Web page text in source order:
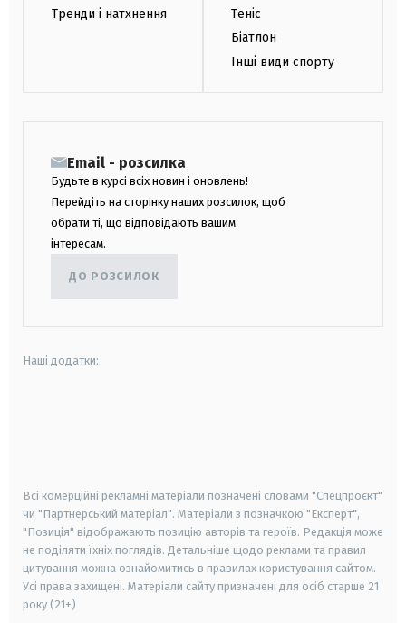
Тренди і натхнення
Теніс
Біатлон
Інші види спорту
Email - розсилка
Будьте в курсі всіх новин і оновлень!
Перейдіть на сторінку наших розсилок, щоб
обрати ті, що відповідають вашим
інтересам.
ДО РОЗСИЛОК
Наші додатки:
Всі комерційні рекламні матеріали позначені словами "Спецпроєкт"
чи "Партнерський матеріал". Матеріали з позначкою "Експерт",
"Позиція" відображають позицію авторів та героїв. Редакція може
не поділяти їхніх поглядів. Детальніше щодо реклами та правил
цитування можна ознайомитись в правилах користування сайтом.
Усі права захищені. Матеріали сайту призначені для осіб старше 21
року (21+)